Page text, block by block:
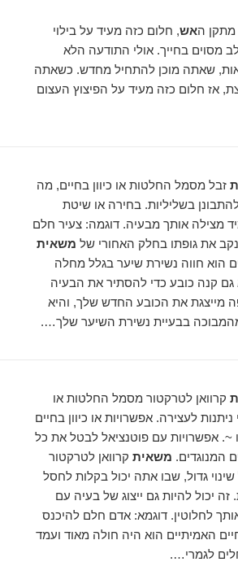
האש, חלום כזה מעיד על בילוי
מסוים בחייך. אולי התודעה הלא
שאתה מוכן להתחיל מחדש. כשאתה
אז חלום כזה מעיד על הפיצוץ העצום
זבל מסמל החלטות או כיוון בחיים, מה
בשליליות. בחירה או שיטת
מצילה אותך מבעיה. דוגמה: צעיר חלם
את גופתו בחלק האחורי של משאית
הוא חווה נשירת שיער בגלל מחלה
קנה כובע כדי להסתיר את הבעיה
מייצגת את הכובע החדש שלך, והיא
בבעיית נשירת השיער שלך….
קרוואן לטרקטור מסמל החלטות או
לעצירה. אפשרויות או כיוון בחיים
~. אפשרויות עם פוטנציאל לבטל את כל
המנוגדים. משאית קרוואן לטרקטור
גדול, שבו אתה יכול בקלות לחסל
זה יכול להיות גם ייצוג של בעיה עם
לחלוטין. דוגמא: אדם חלם להיכנס
האמיתיים הוא היה חולה מאוד ועמד
לגמרי….